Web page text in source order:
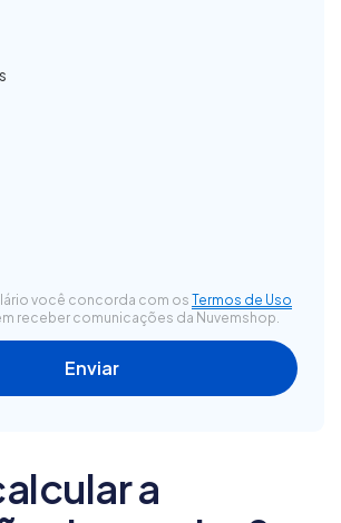
você concorda com os Termos de Uso
em receber comunicações da Nuvemshop.
a